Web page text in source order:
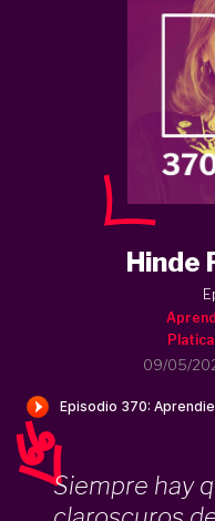
Hinde
09/05/
Siempre hay